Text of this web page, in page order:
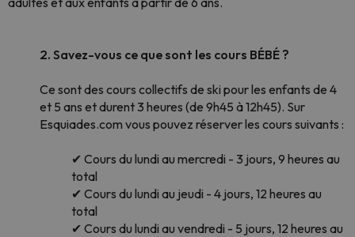
2. Savez-vous ce que sont les cours BÉBÉ ?
Ce sont des cours collectifs de ski pour les enfants de 4
et 5 ans et durent 3 heures (de 9h45 à 12h45). Sur
Esquiades.com vous pouvez réserver les cours suivants :
✔ Cours du lundi au mercredi - 3 jours, 9 heures au
total
✔ Cours du lundi au jeudi - 4 jours, 12 heures au
total
✔ Cours du lundi au vendredi - 5 jours, 12 heures au